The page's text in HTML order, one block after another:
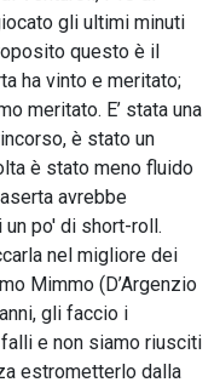
gli ultimi minuti
questo è il
ha vinto e meritato;
meritato. E’ stata una
è stato un
è stato meno fluido
avrebbe
po' di short-roll.
nel migliore dei
Mimmo (D’Argenzio
gli faccio i
e non siamo riusciti
estrometterlo dalla